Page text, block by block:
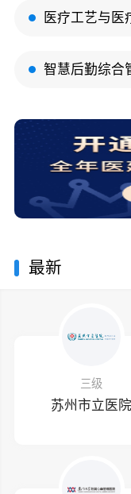
医疗工艺与医
智慧后勤综合
最新
三级
苏州市立医院